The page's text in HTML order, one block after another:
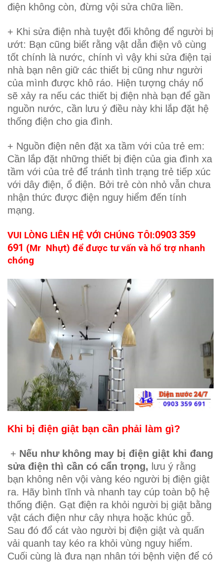
điện không còn, đừng vội sửa chữa liền.
+ Khi sửa điện nhà tuyệt đối không để người bị
ướt: Bạn cũng biết rằng vật dẫn điện vô cùng
tốt chính là nước, chính vì vậy khi sửa điện tại
nhà bạn nên giữ các thiết bị cũng như người
của mình được khô ráo. Hiện tượng cháy nổ
sẽ xảy ra nếu các thiết bị điện nhà bạn để gần
nguồn nước, cần lưu ý điều này khi lắp đặt hệ
thống điện cho gia đình.
+ Nguồn điện nên đặt xa tầm với của trẻ em:
Cần lắp đặt những thiết bị điện của gia đình xa
tầm với của trẻ để tránh tình trạng trẻ tiếp xúc
với dây điện, ổ điện. Bởi trẻ còn nhỏ vẫn chưa
nhận thức được điện nguy hiểm đến tính
mạng.
VUI LÒNG LIÊN HỆ VỚI CHÚNG TÔI:0903 359
691 (Mr Nhựt) để được tư vấn và hổ trợ nhanh
chóng
Khi bị điện giật bạn cần phải làm gì?
+ Nếu như không may bị điện giật khi đang
sửa điện thì cần có cẩn trọng, lưu ý rằng
bạn không nên vội vàng kéo người bị điện giật
ra. Hãy bình tĩnh và nhanh tay cúp toàn bộ hệ
thống điện. Gạt điện ra khỏi người bị giật bằng
vật cách điện như cây nhựa hoặc khúc gỗ.
Sau đó đổ cát vào người bị điện giật và quấn
vải quanh tay kéo ra khỏi vùng nguy hiểm.
Cuối cùng là đưa nạn nhân tới bệnh viện để có